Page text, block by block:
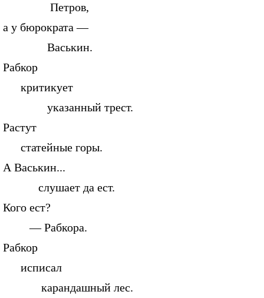
Петров,
а у бюрократа —
Васькин.
Рабкор
критикует
указанный трест.
Растут
статейные горы.
А Васькин...
слушает да ест.
Кого ест?
— Рабкора.
Рабкор
исписал
карандашный лес.